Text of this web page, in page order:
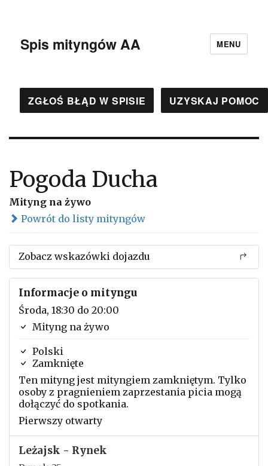
Spis mityngów AA MENU
ZGŁOŚ BŁĄD W SPISIE UZYSKAJ POMOC
Pogoda Ducha
Mityng na żywo
Powrót do listy mityngów
Zobacz wskazówki dojazdu
Informacje o mityngu
Środa, 18:30 do 20:00
Mityng na żywo
Polski
Zamknięte
Ten mityng jest mityngiem zamkniętym. Tylko
osoby z pragnieniem zaprzestania picia mogą
dołączyć do spotkania.
Pierwszy otwarty
Leżajsk - Rynek